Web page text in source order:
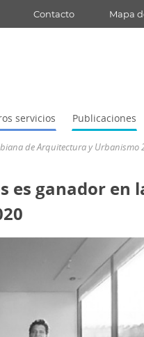
Contacto Mapa
servicios Publicaciones
de Arquitectura y Urbanismo
es ganador en